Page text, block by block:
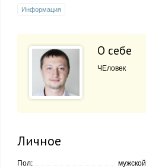
Информация
О себе
ЧЕловек
Личное
Пол:
мужской